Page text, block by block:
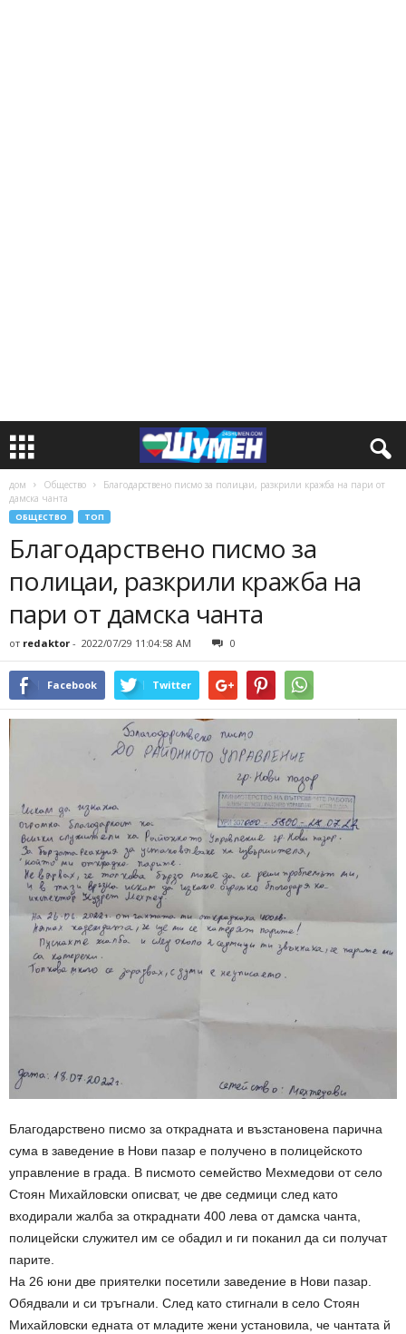
дом Общество
Благодарствено писмо за полицаи, разкрили кражба на пари от
дамска чанта
ОБЩЕСТВО ТОП
Благодарствено писмо за
полицаи, разкрили кражба на
пари от дамска чанта
от redaktor - 2022/07/29 11:04:58 AM 0
Facebook Twitter
Благодарствено писмо за открадната и възстановена парична
сума в заведение в Нови пазар е получено в полицейското
управление в града. В писмото семейство Мехмедови от село
Стоян Михайловски описват, че две седмици след като
входирали жалба за откраднати 400 лева от дамска чанта,
полицейски служител им се обадил и ги поканил да си получат
парите.
На 26 юни две приятелки посетили заведение в Нови пазар.
Обядвали и си тръгнали. След като стигнали в село Стоян
Михайловски едната от младите жени установила, че чантата й